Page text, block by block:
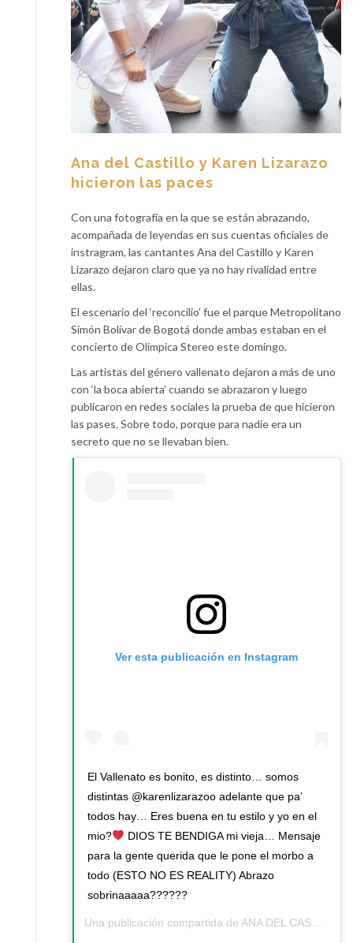
Ana del Castillo y Karen Lizarazo
hicieron las paces
Con una fotografía en la que se están abrazando,
acompañada de leyendas en sus cuentas oficiales de
instragram, las cantantes Ana del Castillo y Karen
Lizarazo dejaron claro que ya no hay rivalidad entre
ellas.
El escenario del ‘reconcilio’ fue el parque Metropolitano
Simón Bolívar de Bogotá donde ambas estaban en el
concierto de Olímpica Stereo este domingo.
Las artistas del género vallenato dejaron a más de uno
con ‘la boca abierta’ cuando se abrazaron y luego
publicaron en redes sociales la prueba de que hicieron
las pases. Sobre todo, porque para nadie era un
secreto que no se llevaban bien.
Ver esta publicación en Instagram
El Vallenato es bonito, es distinto… somos
distintas @karenlizarazoo adelante que pa’
todos hay… Eres buena en tu estilo y yo en el
mio?
DIOS TE BENDIGA mi vieja… Mensaje
para la gente querida que le pone el morbo a
todo (ESTO NO ES REALITY) Abrazo
sobrinaaaaa??????
Una publicación compartida de ANA DEL CASTILLO